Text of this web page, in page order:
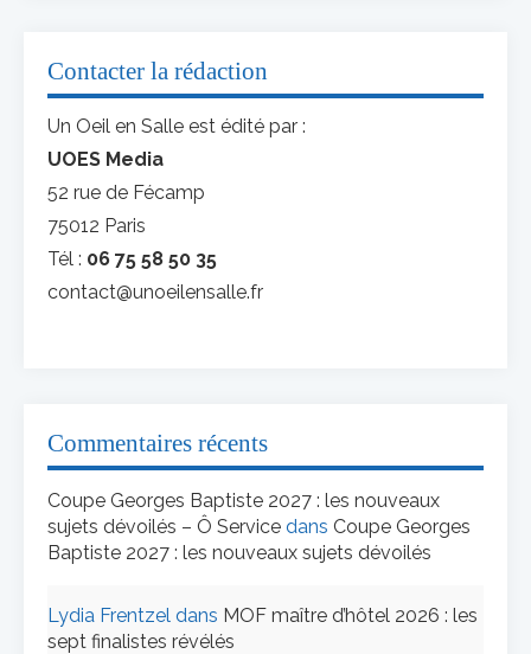
Contacter la rédaction
Un Oeil en Salle est édité par :
UOES Media
52 rue de Fécamp
75012 Paris
Tél : 06 75 58 50 35
contact@unoeilensalle.fr
Commentaires récents
Coupe Georges Baptiste 2027 : les nouveaux
sujets dévoilés – Ô Service dans Coupe Georges
Baptiste 2027 : les nouveaux sujets dévoilés
Lydia Frentzel dans MOF maître d’hôtel 2026 : les
sept finalistes révélés